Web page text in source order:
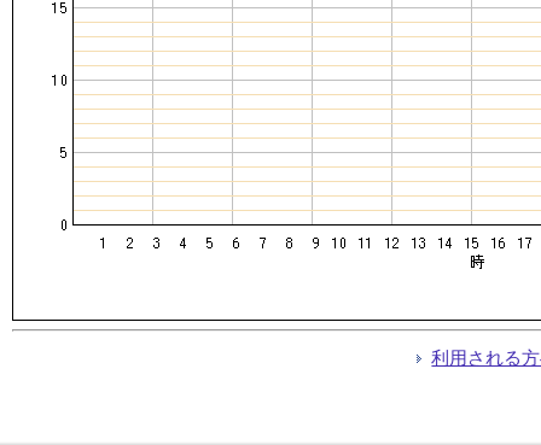
利用される